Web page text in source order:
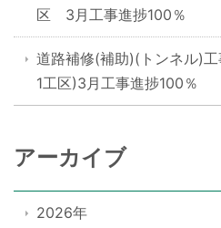
区 3月工事進捗100％
道路補修(補助)(トンネル)
1工区)3月工事進捗100％
アーカイブ
2026年